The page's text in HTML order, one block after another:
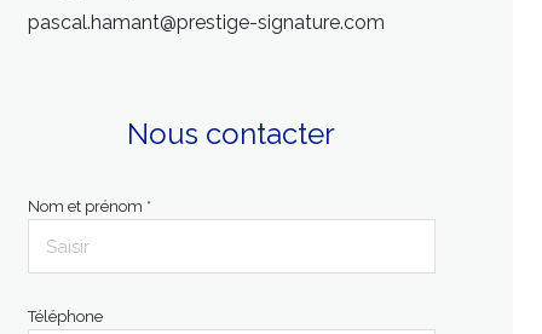
pascal.hamant@prestige-signature.com
Nous contacter
Nom et prénom *
Téléphone